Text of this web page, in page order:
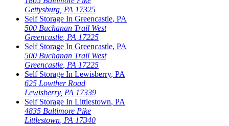
Gettysburg PA 17325
Self Storage In Greencastle, PA
500 Buchanan Trail West
Greencastle PA 17225
Self Storage In Greencastle, PA
500 Buchanan Trail West
Greencastle PA 17225
Self Storage In Lewisberry, PA
625 Lowther Road
Lewisberry, PA 17339
Self Storage In Littlestown, PA
4835 Baltimore Pike
Littlestown PA 17340